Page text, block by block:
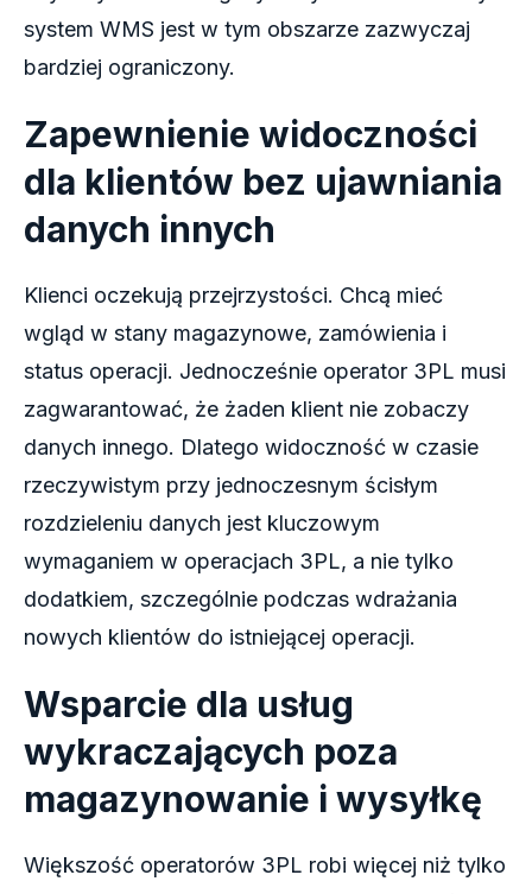
system WMS jest w tym obszarze zazwyczaj
bardziej ograniczony.
Zapewnienie widoczności
dla klientów bez ujawniania
danych innych
Klienci oczekują przejrzystości. Chcą mieć
wgląd w stany magazynowe, zamówienia i
status operacji. Jednocześnie operator 3PL musi
zagwarantować, że żaden klient nie zobaczy
danych innego. Dlatego widoczność w czasie
rzeczywistym przy jednoczesnym ścisłym
rozdzieleniu danych jest kluczowym
wymaganiem w operacjach 3PL, a nie tylko
dodatkiem, szczególnie podczas wdrażania
nowych klientów do istniejącej operacji.
Wsparcie dla usług
wykraczających poza
magazynowanie i wysyłkę
Większość operatorów 3PL robi więcej niż tylko